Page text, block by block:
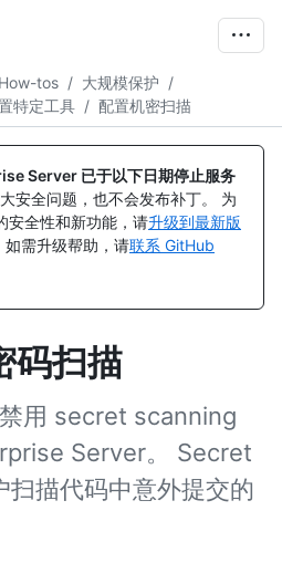
How-tos / 大规模保护 /
特定工具 / 配置机密扫描
Server 已于以下日期停止服务
安全问题，也不会发布补丁。 为
安全性和新功能，请升级到最新版
如需升级帮助，请联系 GitHub
码扫描
用 secret scanning
Server。 Secret
描代码中意外提交的